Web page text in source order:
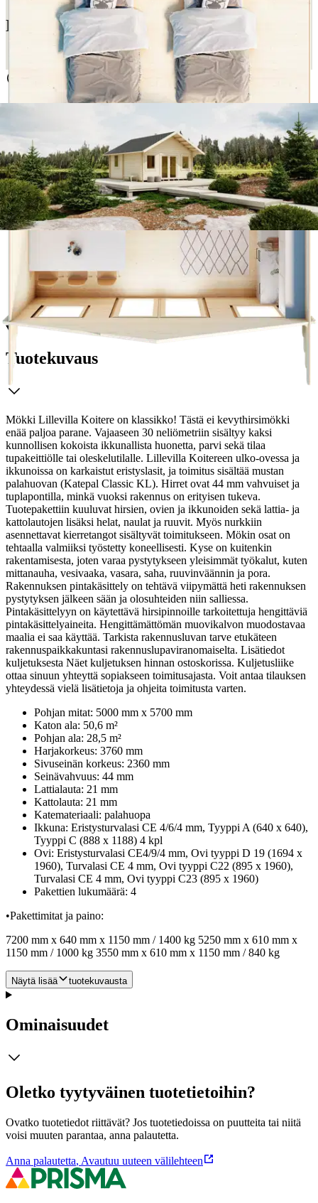
Katso lisätiedot kuljetuksesta
Ilmainen toimitus yli 100 €:n tilauksille
Postin pakettiautomaattiin tai
palvelupisteeseen!
Etu ei koske Suuri‑lisäpalvelulla toimitettavia tuotteita.
Tarkista myymäläsaatavuus
Ei saatavilla
Tuotekuvaus
Mökki Lillevilla Koitere on klassikko! Tästä ei kevythirsimökki
enää paljoa parane. Vajaaseen 30 neliömetriin sisältyy kaksi
kunnollisen kokoista ikkunallista huonetta, parvi sekä tilaa
tupakeittiölle tai oleskelutilalle. Lillevilla Koitereen ulko-ovessa ja
ikkunoissa on karkaistut eristyslasit, ja toimitus sisältää mustan
palahuovan (Katepal Classic KL). Hirret ovat 44 mm vahvuiset ja
tuplapontilla, minkä vuoksi rakennus on erityisen tukeva.
Tuotepakettiin kuuluvat hirsien, ovien ja ikkunoiden sekä lattia- ja
kattolautojen lisäksi helat, naulat ja ruuvit. Myös nurkkiin
asennettavat kierretangot sisältyvät toimitukseen. Mökin osat on
tehtaalla valmiiksi työstetty koneellisesti. Kyse on kuitenkin
rakentamisesta, joten varaa pystytykseen yleisimmät työkalut, kuten
mittanauha, vesivaaka, vasara, saha, ruuvinväännin ja pora.
Rakennuksen pintakäsittely on tehtävä viipymättä heti rakennuksen
pystytyksen jälkeen sään ja olosuhteiden niin salliessa.
Pintakäsittelyyn on käytettävä hirsipinnoille tarkoitettuja hengittäviä
pintakäsittelyaineita. Hengittämättömän muovikalvon muodostavaa
maalia ei saa käyttää. Tarkista rakennusluvan tarve etukäteen
rakennuspaikkakuntasi rakennuslupaviranomaiselta. Lisätiedot
kuljetuksesta Näet kuljetuksen hinnan ostoskorissa. Kuljetusliike
ottaa sinuun yhteyttä sopiakseen toimitusajasta. Voit antaa tilauksen
yhteydessä vielä lisätietoja ja ohjeita toimitusta varten.
Pohjan mitat: 5000 mm x 5700 mm
Katon ala: 50,6 m²
Pohjan ala: 28,5 m²
Harjakorkeus: 3760 mm
Sivuseinän korkeus: 2360 mm
Seinävahvuus: 44 mm
Lattialauta: 21 mm
Kattolauta: 21 mm
Katemateriaali: palahuopa
Ikkuna: Eristysturvalasi CE 4/6/4 mm, Tyyppi A (640 x 640),
Tyyppi C (888 x 1188) 4 kpl
Ovi: Eristysturvalasi CE4/9/4 mm, Ovi tyyppi D 19 (1694 x
1960), Turvalasi CE 4 mm, Ovi tyyppi C22 (895 x 1960),
Turvalasi CE 4 mm, Ovi tyyppi C23 (895 x 1960)
Pakettien lukumäärä: 4
•Pakettimitat ja paino:
7200 mm x 640 mm x 1150 mm / 1400 kg 5250 mm x 610 mm x
1150 mm / 1000 kg 3550 mm x 610 mm x 1150 mm / 840 kg
Näytä lisää tuotekuvausta
Ominaisuudet
Oletko tyytyväinen tuotetietoihin?
Ovatko tuotetiedot riittävät? Jos tuotetiedoissa on puutteita tai niitä
voisi muuten parantaa, anna palautetta.
Anna palautetta, Avautuu uuteen välilehteen